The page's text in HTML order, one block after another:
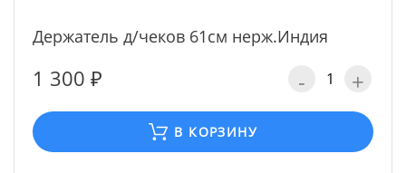
Держатель д/чеков 61cм нерж.Индия
1 300 ₽ - +
В КОРЗИНУ